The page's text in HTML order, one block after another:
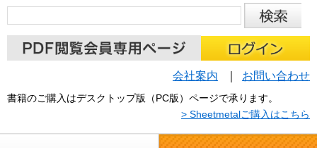
会社案内 お問い合わせ
書籍のご購入はデスクトップ版（PC版）ページで承ります。
> Sheetmetalご購入はこちら